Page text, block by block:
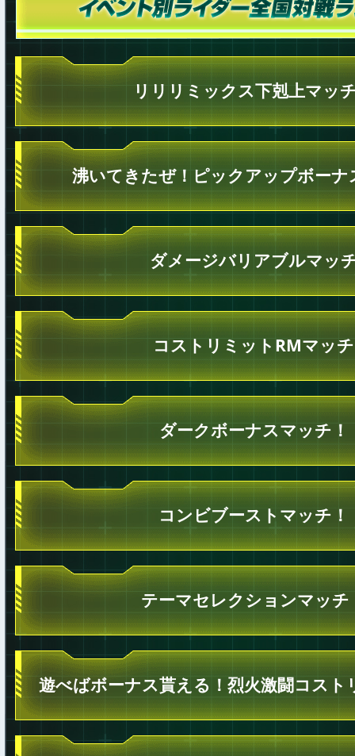
リリリミックス下剋上マッ
沸いてきたぜ！ピックアップボーナ
ダメージバリアブルマッ
コストリミットRMマッチ
ダークボーナスマッチ！
コンビブーストマッチ！
テーマセレクションマッチ
遊べばボーナス貰える！烈火激闘コスト